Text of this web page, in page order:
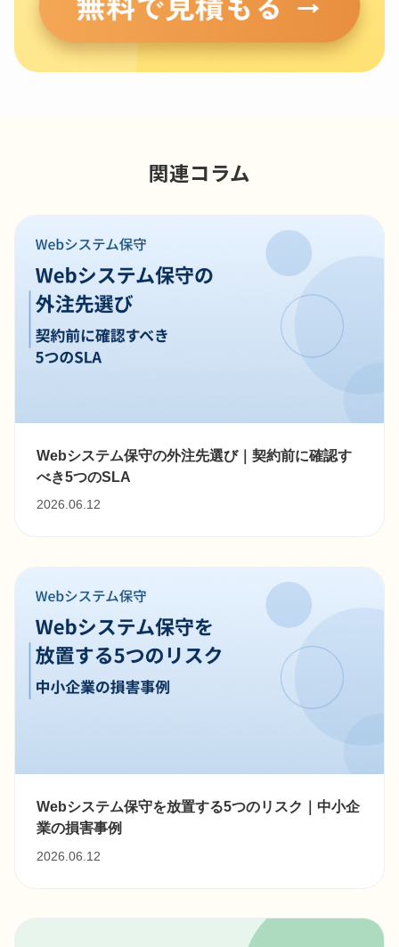
関連コラム
Webシステム保守の外注先選び｜契約前に確認す
べき5つのSLA
2026.06.12
Webシステム保守を放置する5つのリスク｜中小企
業の損害事例
2026.06.12